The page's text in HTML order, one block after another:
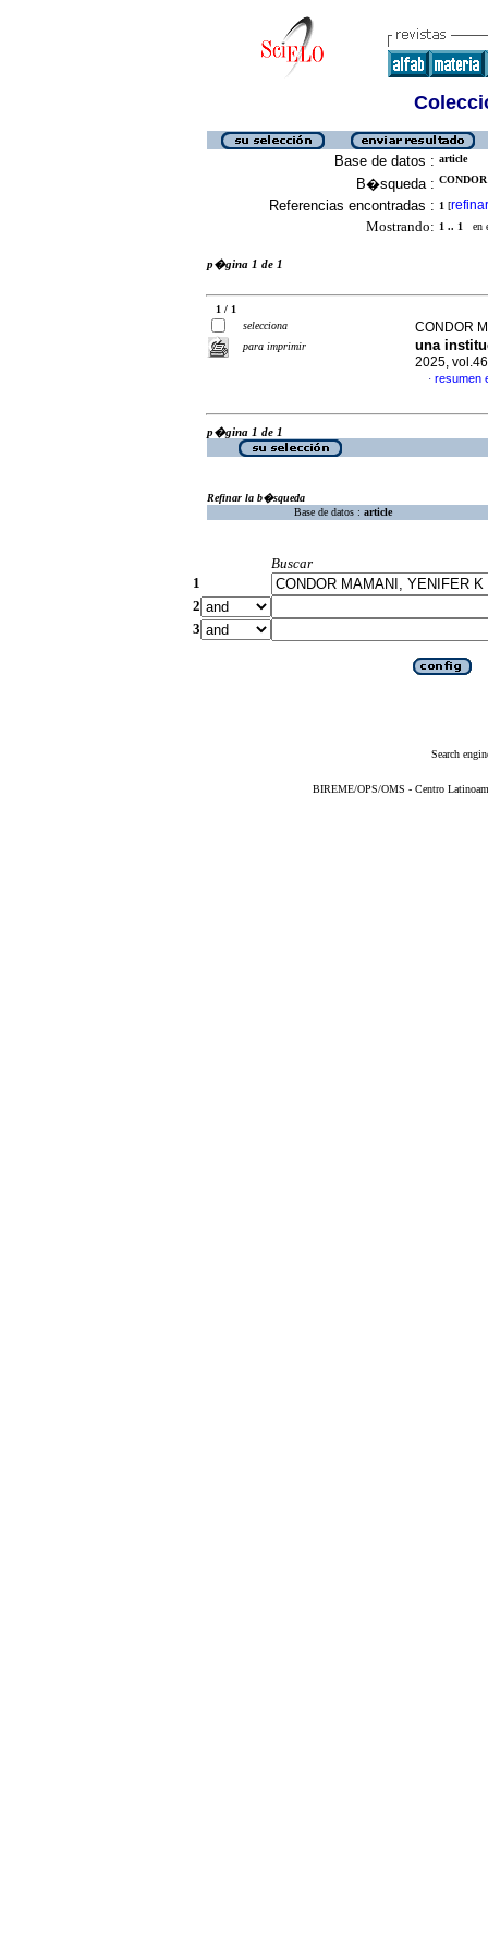
Base de datos : article
B�squeda :
Referencias encontradas : 1 [refinar
Mostrando: 1 .. 1 en
p�gina 1 de 1
1 / 1
selecciona
para imprimir
CONDOR
una
2025,
· resumen
p�gina 1 de 1
Refinar la b�squeda
Base de datos : article
Buscar
1
2
3
Search
BIREME/OPS/OMS - Centro